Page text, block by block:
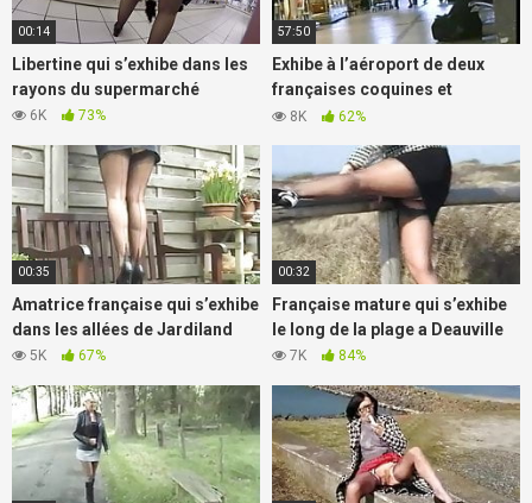
00:14
Libertine qui s’exhibe dans les
rayons du supermarché
6K 73%
57:50
Exhibe à l’aéroport de deux
françaises coquines et
libertines
8K 62%
00:35
Amatrice française qui s’exhibe
dans les allées de Jardiland
5K 67%
00:32
Française mature qui s’exhibe
le long de la plage a Deauville
7K 84%